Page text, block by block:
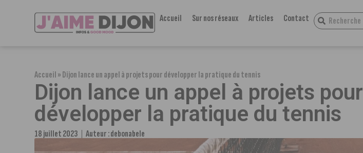
Accueil Sur nos réseaux Articles Contact
Accueil»Dijon lance un appel à projets pour développer la pratique du tennis
Dijon lance un appel à projets pour
développer la pratique du tennis
18 juillet 2023 Auteur :debonabele